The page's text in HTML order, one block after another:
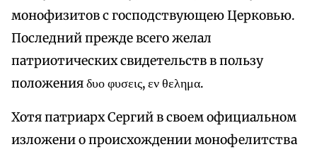
монофизитов с господствующею Церковью.
Последний прежде всего желал
патриотических свидетельств в пользу
положения δυο φυσεις, εν θελημα.
Хотя патриарх Сергий в своем официальном
изложени о происхождении монофелитства